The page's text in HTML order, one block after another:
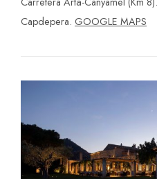
Capdepera. GOOGLE MAPS